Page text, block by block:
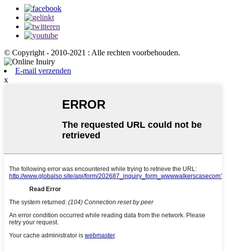
© Copyright - 2010-2021 : Alle rechten voorbehouden.
E-mail verzenden
x